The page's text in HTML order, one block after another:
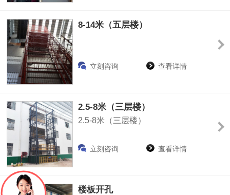
8-14米（五层楼）
立刻咨询 查看详情
2.5-8米（三层楼）
2.5-8米（三层楼）
立刻咨询 查看详情
楼板开孔